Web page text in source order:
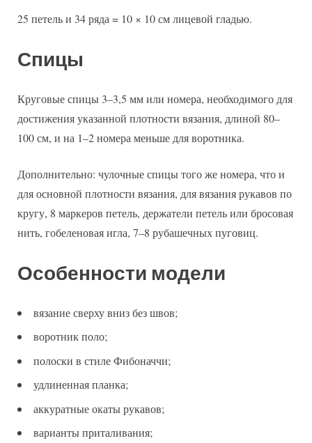
25 петель и 34 ряда = 10 × 10 см лицевой гладью.
Спицы
Круговые спицы 3–3,5 мм или номера, необходимого для
достижения указанной плотности вязания, длиной 80–
100 см, и на 1–2 номера меньше для воротника.
Дополнительно: чулочные спицы того же номера, что и
для основной плотности вязания, для вязания рукавов по
кругу, 8 маркеров петель, держатели петель или бросовая
нить, гобеленовая игла, 7–8 рубашечных пуговиц.
Особенности модели
вязание сверху вниз без швов;
воротник поло;
полоски в стиле Фибоначчи;
удлиненная планка;
аккуратные окаты рукавов;
варианты приталивания;